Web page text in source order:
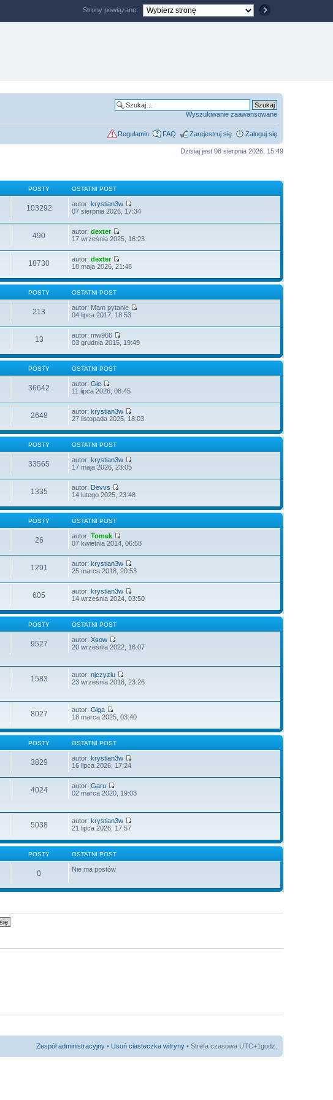
Wyszukiwanie zaawansowane
Regulamin FAQ Zarejestruj się Zaloguj się
Dzisiaj jest 08 sierpnia 2026, 15:49
POSTY OSTATNI POST
103292 autor: krystian3w
07 sierpnia 2026, 17:34
490 autor: dexter
17 września 2025, 16:23
18730 autor: dexter
18 maja 2026, 21:48
POSTY OSTATNI POST
213
autor: Mam pytanie
04 lipca 2017, 18:53
13
autor: mw966
03 grudnia 2015, 19:49
POSTY OSTATNI POST
36642 autor: Gie
11 lipca 2026, 08:45
2648 autor: krystian3w
27 listopada 2025, 18:03
POSTY OSTATNI POST
33565 autor: krystian3w
17 maja 2026, 23:05
1335 autor: Devvs
14 lutego 2025, 23:48
POSTY OSTATNI POST
26 autor: Tomek
07 kwietnia 2014, 06:58
1291 autor: krystian3w
25 marca 2018, 20:53
605 autor: krystian3w
14 września 2024, 03:50
POSTY OSTATNI POST
9527 autor: Xsow
20 września 2022, 16:07
1583 autor: njczyziu
23 września 2018, 23:26
8027 autor: Giga
18 marca 2025, 03:40
POSTY OSTATNI POST
3829 autor: krystian3w
16 lipca 2026, 17:24
4024 autor: Garu
02 marca 2020, 19:03
5038 autor: krystian3w
21 lipca 2026, 17:57
POSTY OSTATNI POST
0 Nie ma postów
Zespół administracyjny •Usuń ciasteczka witryny • Strefa czasowa UTC+1godz.
Strony powiązane: